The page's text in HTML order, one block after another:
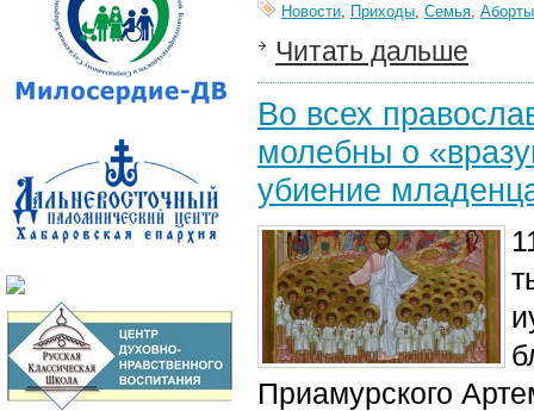
Новости, Приходы, Семья,
Читать дальше
Во всех
молебны о
убиение
Приамурского